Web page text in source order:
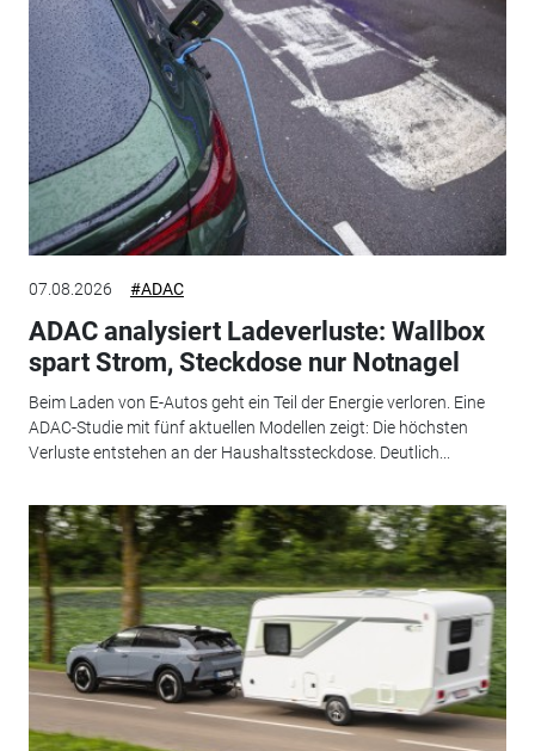
07.08.2026 #ADAC
ADAC analysiert Ladeverluste: Wallbox
spart Strom, Steckdose nur Notnagel
Beim Laden von E-Autos geht ein Teil der Energie verloren. Eine
ADAC-Studie mit fünf aktuellen Modellen zeigt: Die höchsten
Verluste entstehen an der Haushaltssteckdose. Deutlich...